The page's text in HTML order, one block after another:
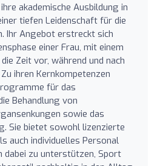
akademische Ausbildung in
tiefen Leidenschaft für die
Ihr Angebot erstreckt sich
einer Frau, mit einem
Zeit vor, während und nach
ihren Kernkompetenzen
für das
Behandlung von
sowie das
Sie bietet sowohl lizenzierte
auch individuelles Personal
dabei zu unterstützen, Sport